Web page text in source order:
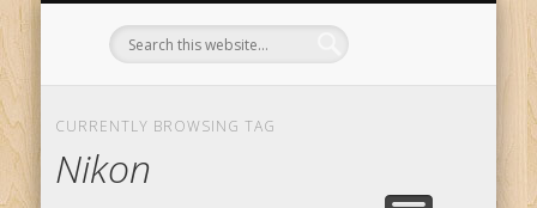
CURRENTLY BROWSING TAG
Nikon